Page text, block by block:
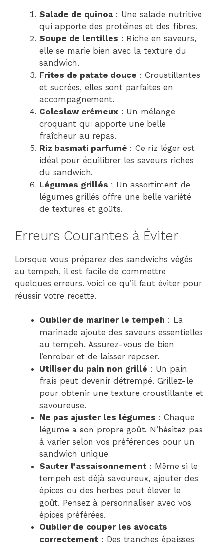
Salade de quinoa : Une salade nutritive
qui apporte des protéines et des fibres.
Soupe de lentilles : Riche en saveurs,
elle se marie bien avec la texture du
sandwich.
Frites de patate douce : Croustillantes
et sucrées, elles sont parfaites en
accompagnement.
Coleslaw crémeux : Un mélange
croquant qui apporte une belle
fraîcheur au repas.
Riz basmati parfumé : Ce riz léger est
idéal pour équilibrer les saveurs riches
du sandwich.
Légumes grillés : Un assortiment de
légumes grillés offre une belle variété
de textures et goûts.
Erreurs Courantes à Éviter
Lorsque vous préparez des sandwichs végés
au tempeh, il est facile de commettre
quelques erreurs. Voici ce qu’il faut éviter pour
réussir votre recette.
Oublier de mariner le tempeh : La
marinade ajoute des saveurs essentielles
au tempeh. Assurez-vous de bien
l’enrober et de laisser reposer.
Utiliser du pain non grillé : Un pain
frais peut devenir détrempé. Grillez-le
pour obtenir une texture croustillante et
savoureuse.
Ne pas ajuster les légumes : Chaque
légume a son propre goût. N’hésitez pas
à varier selon vos préférences pour un
sandwich unique.
Sauter l’assaisonnement : Même si le
tempeh est déjà savoureux, ajouter des
épices ou des herbes peut élever le
goût. Pensez à personnaliser avec vos
épices préférées.
Oublier de couper les avocats
correctement : Des tranches épaisses